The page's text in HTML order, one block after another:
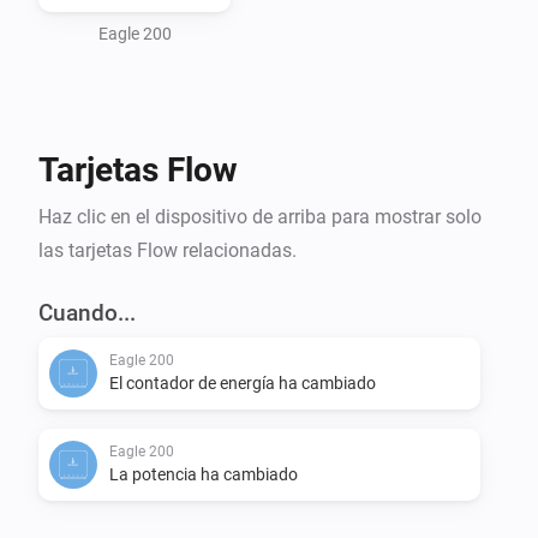
Settings
    Gateway IP Address
Languages
Eagle 200
Tarjetas Flow
Haz clic en el dispositivo de arriba para mostrar solo
las tarjetas Flow relacionadas.
Cuando...
Eagle 200
El contador de energía ha cambiado
Eagle 200
La potencia ha cambiado